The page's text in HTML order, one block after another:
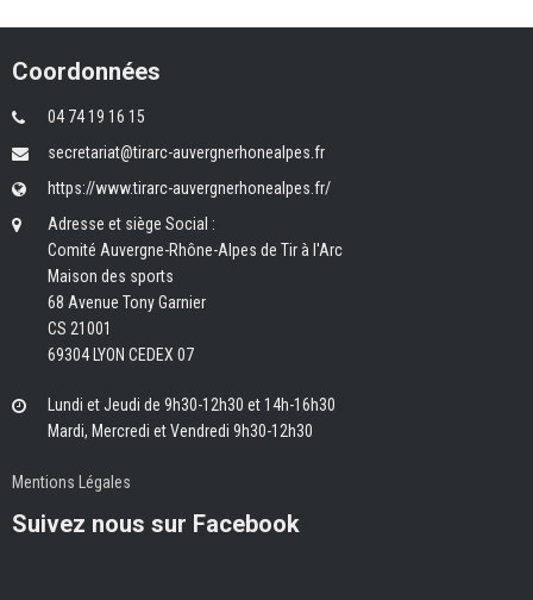
Coordonnées
04 74 19 16 15
secretariat@tirarc-auvergnerhonealpes.fr
https://www.tirarc-auvergnerhonealpes.fr/
Adresse et siège Social :
Comité Auvergne-Rhône-Alpes de Tir à l'Arc
Maison des sports
68 Avenue Tony Garnier
CS 21001
69304 LYON CEDEX 07
Lundi et Jeudi de 9h30-12h30 et 14h-16h30
Mardi, Mercredi et Vendredi 9h30-12h30
Mentions Légales
Suivez nous sur Facebook